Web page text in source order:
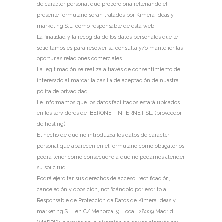
de carácter personal que proporciona rellenando el
presente formulario serán tratados por Kimera ideas y
marketing S.L. como responsable de esta web.
La finalidad y la recogida de los datos personales que le
solicitamos es para resolver su consulta y/o mantener las
oportunas relaciones comerciales.
La legitimación se realiza a través de consentimiento del
interesado al marcar la casilla de aceptación de nuestra
pólita de privacidad.
Le informamos que los datos facilitados estará ubicados
en los servidores de IBERONET INTERNET SL. (proveedor
de hosting).
El hecho de que no introduzca los datos de carácter
personal que aparecen en el formulario como obligatorios
podrá tener como consecuencia que no podamos atender
su solicitud.
Podrá ejercitar sus derechos de acceso, rectificación,
cancelación y oposición, notificándolo por escrito al
Responsable de Protección de Datos de Kimera ideas y
marketing S.L. en C/ Menorca, 9. Local. 28009 Madrid